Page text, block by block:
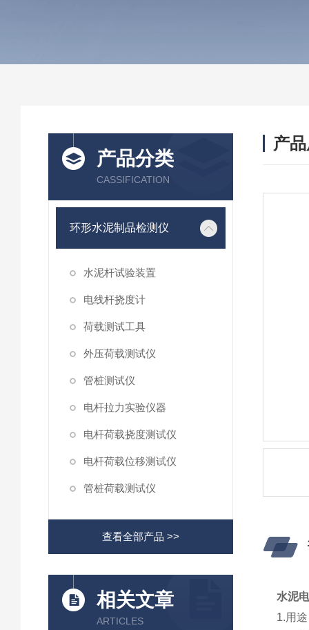
产品分类
CASSIFICATION
环形水泥制品检测仪
水泥杆试验装置
电线杆挠度计
荷载测试工具
外压荷载测试仪
管桩测试仪
电杆拉力实验仪器
电杆荷载挠度测试仪
电杆荷载位移测试仪
管桩荷载测试仪
查看全部产品 >>
相关文章
ARTICLES
产
水泥
1.用